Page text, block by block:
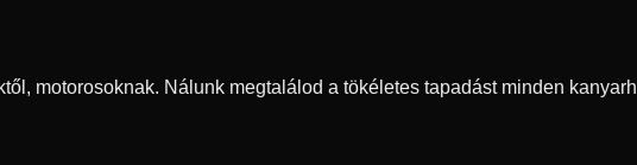
motorosoknak. Nálunk megtalálod a tökéletes tapadást minden